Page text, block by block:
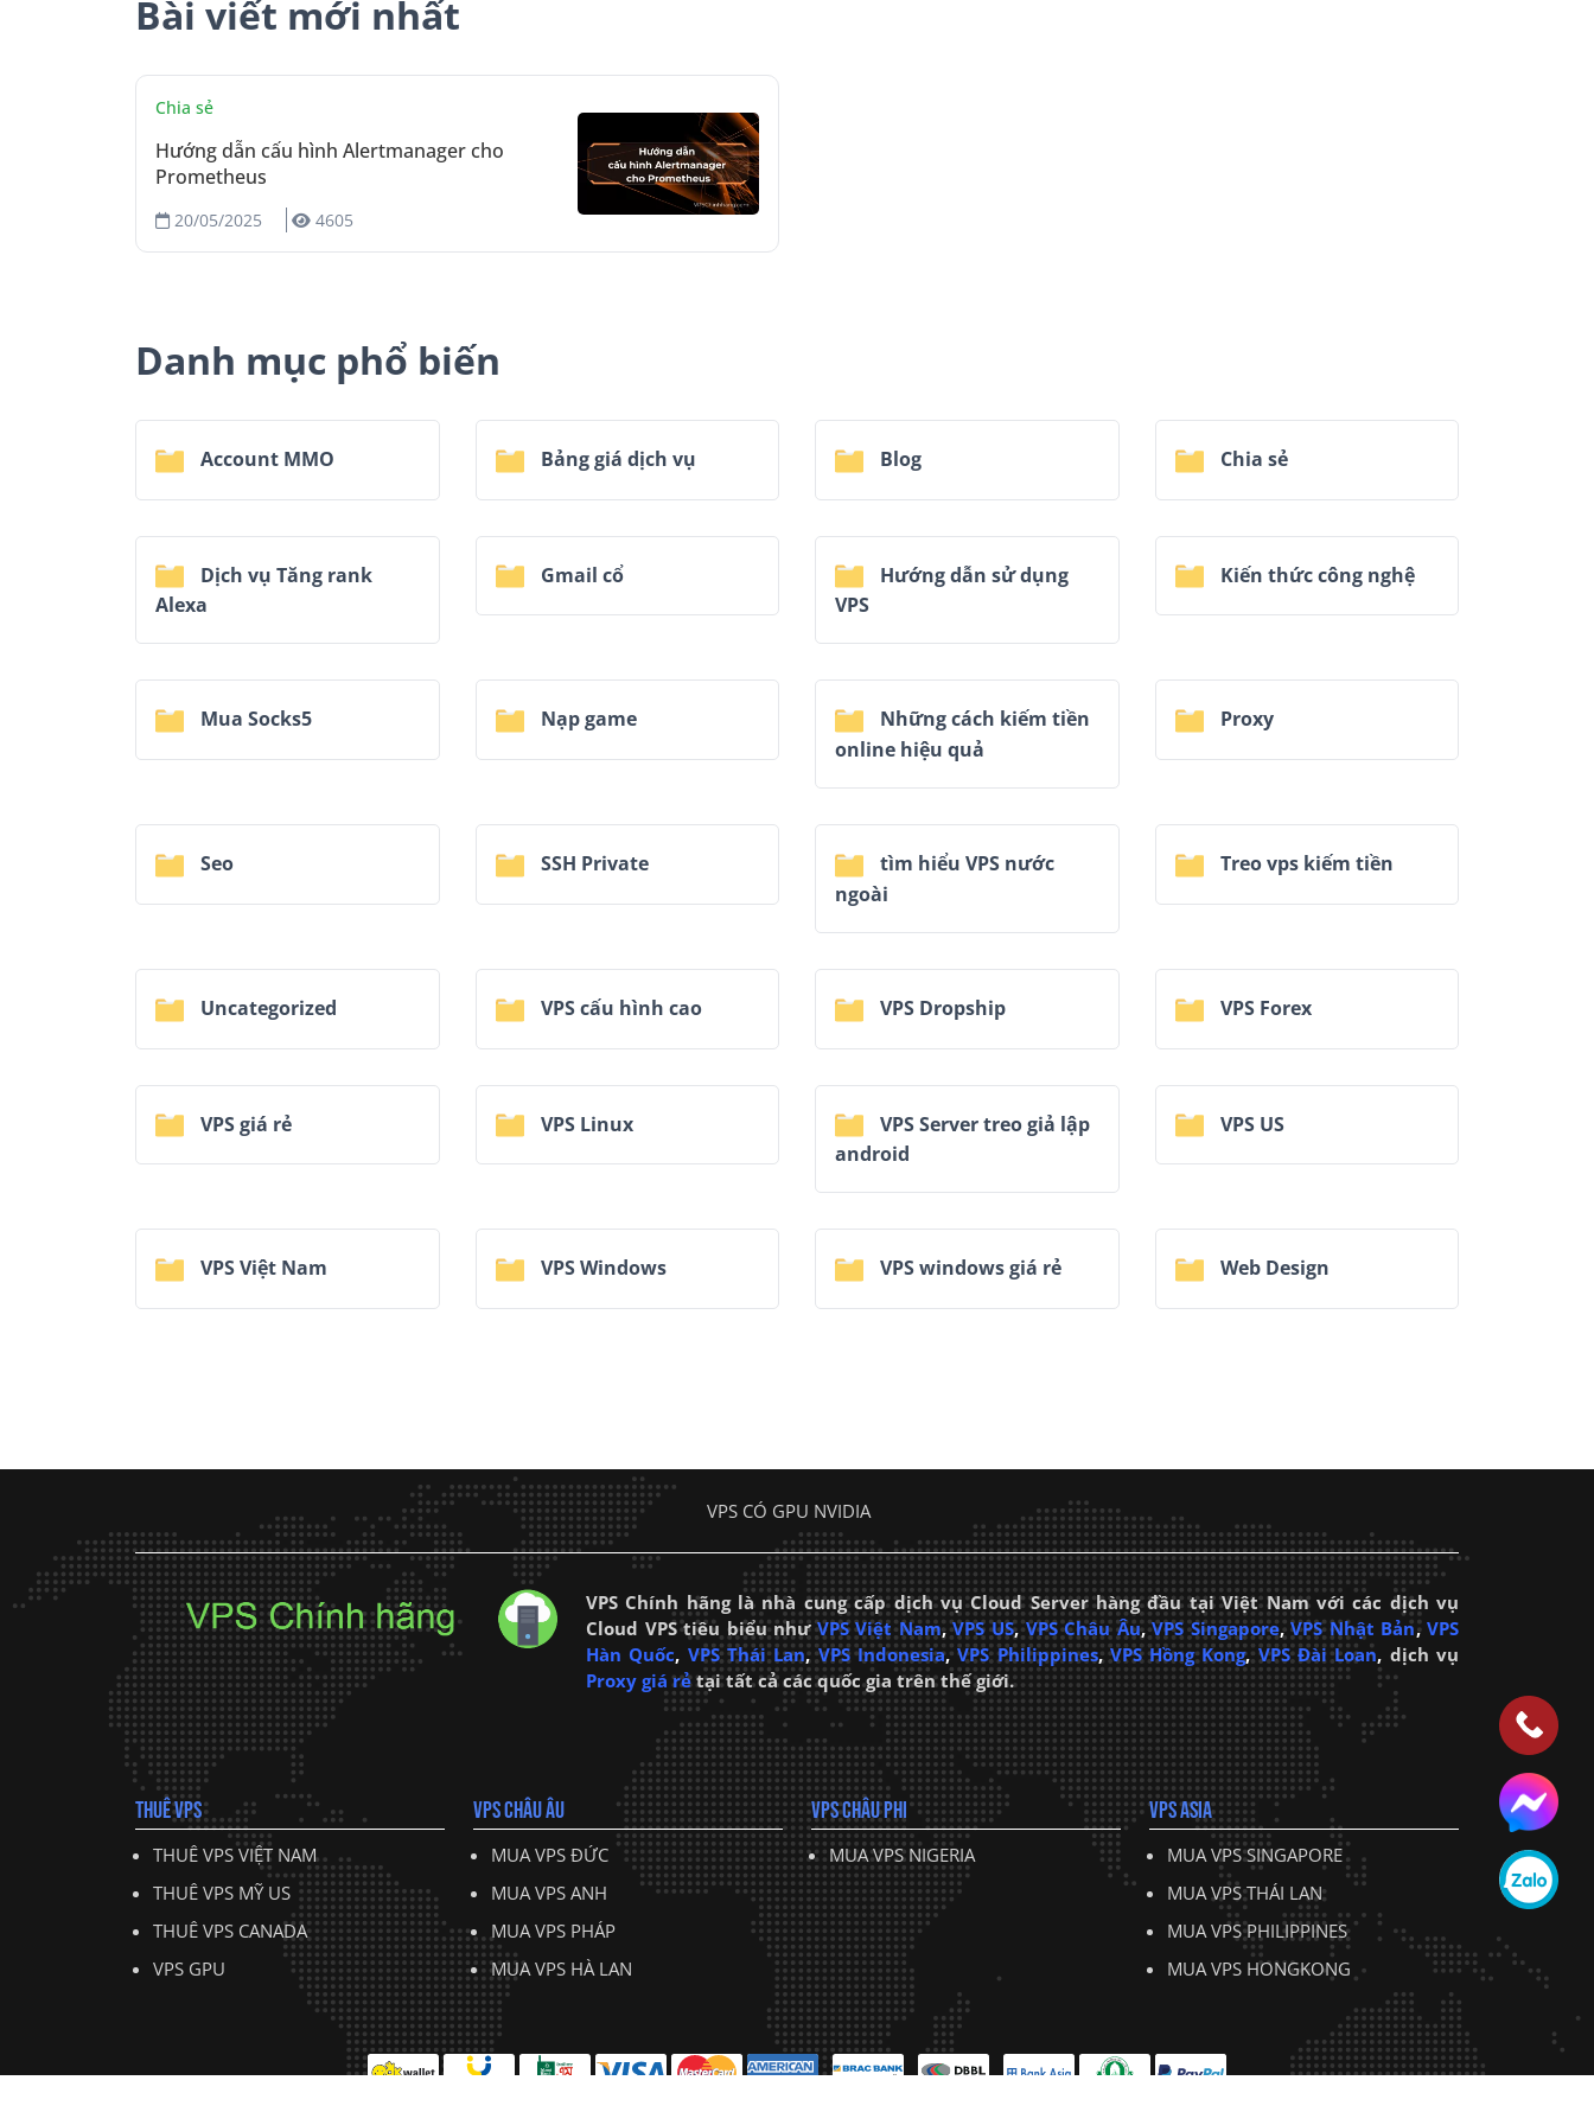
Bài viết mới nhất
Chia sẻ
Hướng dẫn cấu hình Alertmanager cho
Prometheus
20/05/2025 4605
Danh mục phổ biến
Account MMO Bảng giá dịch vụ Blog Chia sẻ
Dịch vụ Tăng rank
Alexa
Gmail cổ
Hướng dẫn sử dụng
VPS
Kiến thức công nghệ
Mua Socks5 Nạp game
Những cách kiếm tiền
online hiệu quả
Proxy
Seo SSH Private
tìm hiểu VPS nước
ngoài
Treo vps kiếm tiền
Uncategorized VPS cấu hình cao VPS Dropship VPS Forex
VPS giá rẻ VPS Linux
VPS Server treo giả lập
android
VPS US
VPS Việt Nam VPS Windows VPS windows giá rẻ Web Design
VPS CÓ GPU NVIDIA
VPS Chính hãng là nhà cung cấp dịch vụ Cloud Server hàng đầu tại Việt Nam với các dịch vụ
Cloud VPS tiêu biểu nhưVPS Việt Nam,VPS US,VPS Châu Âu,VPS Singapore,VPS Nhật Bản,VPS
Hàn Quốc, VPS Thái Lan,VPS Indonesia,VPS Philippines,VPS Hồng Kong,VPS Đài Loan, dịch vụ
Proxy giá rẻ tại tất cả các quốc gia trên thế giới.
THUÊ VPS
THUÊ VPS VIỆT NAM
THUÊ VPS MỸ US
THUÊ VPS CANADA
VPS GPU
VPS CHÂU ÂU
MUA VPS ĐỨC
MUA VPS ANH
MUA VPS PHÁP
MUA VPS HÀ LAN
VPS CHÂU PHI
MUA VPS NIGERIA
VPS ASIA
MUA VPS SINGAPORE
MUA VPS THÁI LAN
MUA VPS PHILIPPINES
MUA VPS HONGKONG